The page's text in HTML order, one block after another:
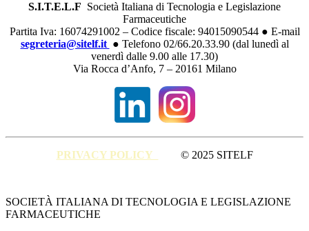
S.I.T.E.L.F Società Italiana di Tecnologia e Legislazione
Farmaceutiche
Partita Iva: 16074291002 – Codice fiscale: 94015090544 ● E-mail
segreteria@sitelf.it ● Telefono 02/66.20.33.90 (dal lunedì al
venerdì dalle 9.00 alle 17.30)
Via Rocca d’Anfo, 7 – 20161 Milano
PRIVACY POLICY © 2025 SITELF
Close
Menu
SOCIETÀ ITALIANA DI TECNOLOGIA E LEGISLAZIONE
FARMACEUTICHE